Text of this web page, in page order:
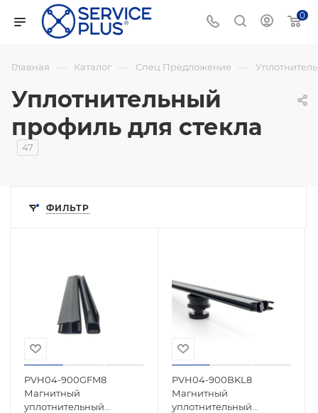
0
Главная — Каталог — Спец Предложение —
Уплотнительный
профиль для стекла
47
ФИЛЬТР
PVH04-900GFM8
Магнитный
уплотнительный
PVH04-900BKL8
Магнитный
уплотнительный